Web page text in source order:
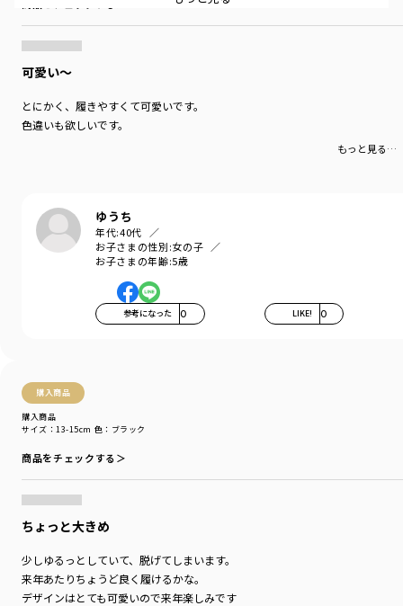
可愛い〜
とにかく、履きやすくて可愛いです。
色違いも欲しいです。
もっと見る…
ゆうち
年代:40代
お子さまの性別:女の子
お子さまの年齢:5歳
参考になった 0 LIKE! 0
購入商品
購入商品
サイズ：13-15cm 色：ブラック
商品をチェックする＞
ちょっと大きめ
少しゆるっとしていて、脱げてしまいます。
来年あたりちょうど良く履けるかな。
デザインはとても可愛いので来年楽しみです
ベーシックの延長にちょっとおめかしがあって…
日常に寄り添いながら プラスαを楽しんで頂けますように！♡
by AYA KANEKO
-----
伸縮性：あり
スタイリスト 金子綾 1979 年生まれ。
『VERY』や『Oggi』といったファッション誌をはじめ、YouTube、ブランド
Instagramのフォロワー数は20 万人を超える。
・Instagram:@ayaaa0707
(https://www.instagram.com/ayaaa0707)
・YouTube＠aya_kaneko
(https://www.youtube.com/@aya_kaneko)
／branshes
カラー
性別タイプ
BOY